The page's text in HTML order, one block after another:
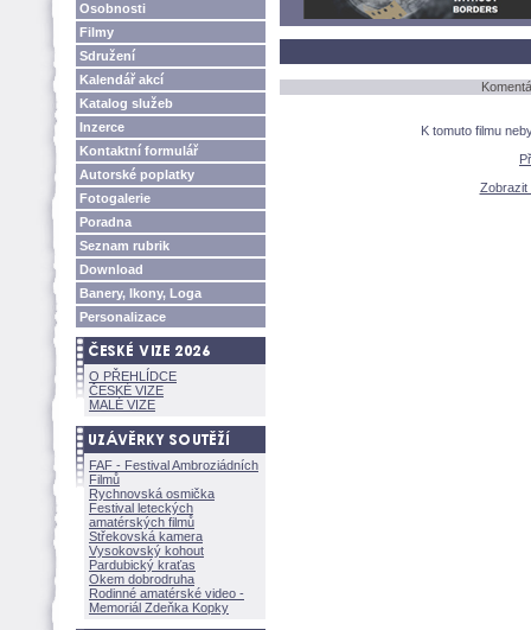
Osobnosti
Filmy
Sdružení
Kalendář akcí
Katalog služeb
Inzerce
Kontaktní formulář
Autorské poplatky
Fotogalerie
Poradna
Seznam rubrik
Download
Banery, Ikony, Loga
Personalizace
O PŘEHLÍDCE
ČESKÉ VIZE
MALÉ VIZE
FAF - Festival Ambroziádních
Filmů
Rychnovská osmička
Festival leteckých
amatérských filmů
Střekovská kamera
Vysokovský kohout
Pardubický kraťas
Okem dobrodruha
Rodinné amatérské video -
Memoriál Zdeňka Kopky
K tomuto filmu
Zobrazit